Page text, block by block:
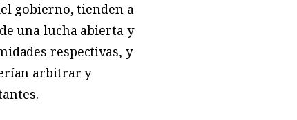
gobierno, tienden a
una lucha abierta y
respectivas, y
arbitrar y